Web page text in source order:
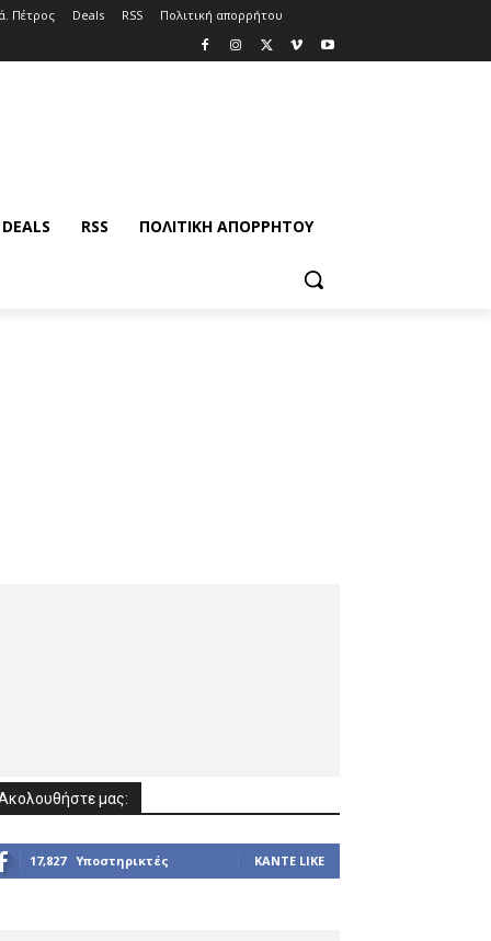
Πέτρος Deals RSS Πολιτική απορρήτου
DEALS RSS ΠΟΛΙΤΙΚΉ ΑΠΟΡΡΉΤΟΥ
μας:
17,827 Υποστηρικτές ΚΆΝΤΕ LIKE